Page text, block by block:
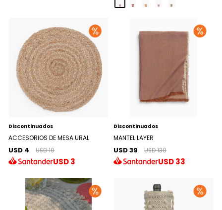
Discontinuados
ACCESORIOS DE MESA URAL
USD 4 USD 10
USD3
Discontinuados
MANTEL LAYER
USD 39 USD 130
USD33